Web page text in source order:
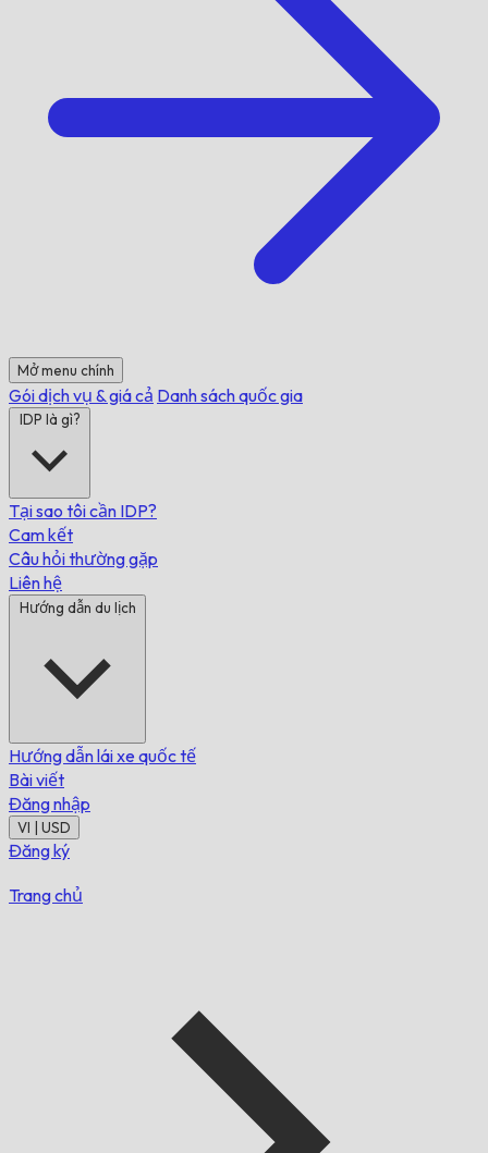
Mở menu chính
Gói dịch vụ & giá cả Danh sách quốc gia
IDP là gì?
Tại sao tôi cần IDP?
Cam kết
Câu hỏi thường gặp
Liên hệ
Hướng dẫn du lịch
Hướng dẫn lái xe quốc tế
Bài viết
Đăng nhập
VI | USD
Đăng ký
Trang chủ